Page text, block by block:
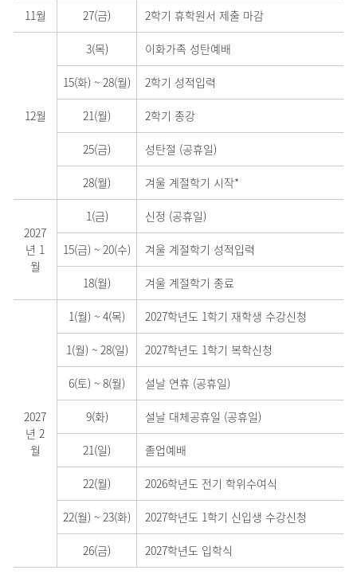
11월 27(금) 2학기 휴학원서 제출 마감
12월
3(목) 이화가족 성탄예배
15(화) ~ 28(월) 2학기 성적입력
21(월) 2학기 종강
25(금) 성탄절 (공휴일)
28(월) 겨울 계절학기 시작*
2027
년 1
월
1(금) 신정 (공휴일)
15(금) ~ 20(수) 겨울 계절학기 성적입력
18(월) 겨울 계절학기 종료
2027
년 2
월
1(월) ~ 4(목) 2027학년도 1학기 재학생 수강신청
1(월) ~28(일) 2027학년도 1학기 복학신청
6(토) ~ 8(월) 설날 연휴 (공휴일)
9(화) 설날 대체공휴일 (공휴일)
21(일) 졸업예배
22(월) 2026학년도 전기 학위수여식
22(월) ~ 23(화) 2027학년도 1학기 신입생 수강신청
26(금) 2027학년도 입학식